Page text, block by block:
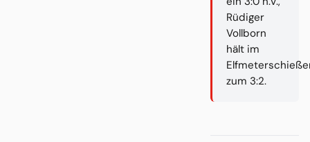
Rüdiger
Vollborn
hält im
zum 3:2.